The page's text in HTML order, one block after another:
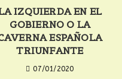
IZQUIERDA EN EL
GOBIERNO O LA
ESPAÑOLA
TRIUNFANTE
07/01/2020